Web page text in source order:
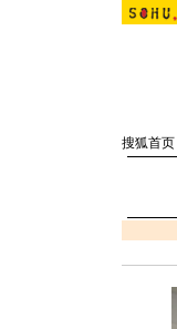
搜狐首页